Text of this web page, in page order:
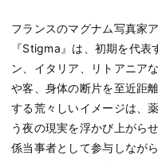
フランスのマグナム写真家
『Stigma』は、初期を代
ン、イタリア、リトアニア
や客、身体の断片を至近距
する荒々しいイメージは、
う夜の現実を浮かび上がら
係当事者として参与しなが